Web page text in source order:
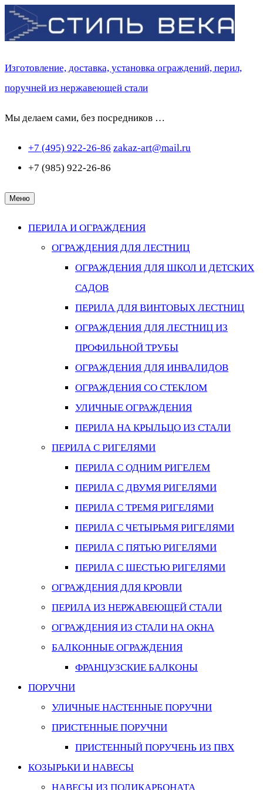
Перейти
к
Изготовление, доставка, установка ограждений, перил,
поручней из нержавеющей стали
Мы делаем сами, без посредников …
+7 (495) 922-26-86 zakaz-art@mail.ru
+7 (985) 922-26-86
Меню
ПЕРИЛА И ОГРАЖДЕНИЯ
ОГРАЖДЕНИЯ ДЛЯ ЛЕСТНИЦ
ОГРАЖДЕНИЯ ДЛЯ ШКОЛ И ДЕТСКИХ
САДОВ
ПЕРИЛА ДЛЯ ВИНТОВЫХ ЛЕСТНИЦ
ОГРАЖДЕНИЯ ДЛЯ ЛЕСТНИЦ ИЗ
ПРОФИЛЬНОЙ ТРУБЫ
ОГРАЖДЕНИЯ ДЛЯ ИНВАЛИДОВ
ОГРАЖДЕНИЯ СО СТЕКЛОМ
УЛИЧНЫЕ ОГРАЖДЕНИЯ
ПЕРИЛА НА КРЫЛЬЦО ИЗ СТАЛИ
ПЕРИЛА С РИГЕЛЯМИ
ПЕРИЛА С ОДНИМ РИГЕЛЕМ
ПЕРИЛА С ДВУМЯ РИГЕЛЯМИ
ПЕРИЛА С ТРЕМЯ РИГЕЛЯМИ
ПЕРИЛА С ЧЕТЫРЬМЯ РИГЕЛЯМИ
ПЕРИЛА С ПЯТЬЮ РИГЕЛЯМИ
ПЕРИЛА С ШЕСТЬЮ РИГЕЛЯМИ
ОГРАЖДЕНИЯ ДЛЯ КРОВЛИ
ПЕРИЛА ИЗ НЕРЖАВЕЮЩЕЙ СТАЛИ
ОГРАЖДЕНИЯ ИЗ СТАЛИ НА ОКНА
БАЛКОННЫЕ ОГРАЖДЕНИЯ
ФРАНЦУЗСКИЕ БАЛКОНЫ
ПОРУЧНИ
УЛИЧНЫЕ НАСТЕННЫЕ ПОРУЧНИ
ПРИСТЕННЫЕ ПОРУЧНИ
ПРИСТЕННЫЙ ПОРУЧЕНЬ ИЗ ПВХ
КОЗЫРЬКИ И НАВЕСЫ
НАВЕСЫ ИЗ ПОЛИКАРБОНАТА